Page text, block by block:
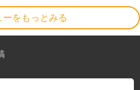
をもっとみる